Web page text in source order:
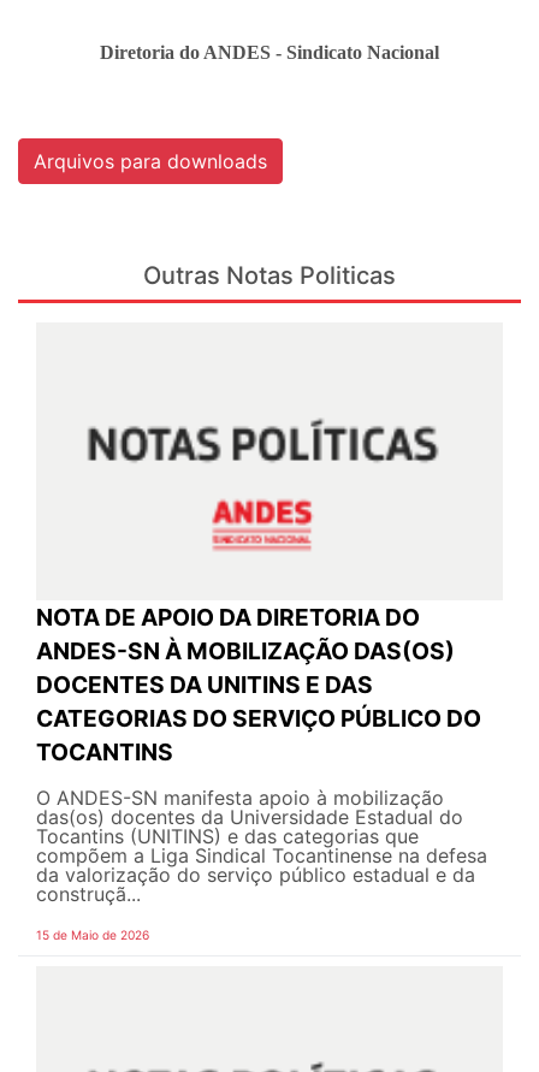
Diretoria do ANDES - Sindicato Nacional
Arquivos para downloads
Outras Notas Politicas
NOTA DE APOIO DA DIRETORIA DO
ANDES-SN À MOBILIZAÇÃO DAS(OS)
DOCENTES DA UNITINS E DAS
CATEGORIAS DO SERVIÇO PÚBLICO DO
TOCANTINS
O ANDES-SN manifesta apoio à mobilização
das(os) docentes da Universidade Estadual do
Tocantins (UNITINS) e das categorias que
compõem a Liga Sindical Tocantinense na defesa
da valorização do serviço público estadual e da
construçã...
15 de Maio de 2026